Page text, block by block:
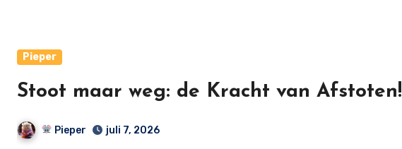
Pieper
Stoot maar weg: de Kracht van Afstoten!
Pieper juli 7, 2026